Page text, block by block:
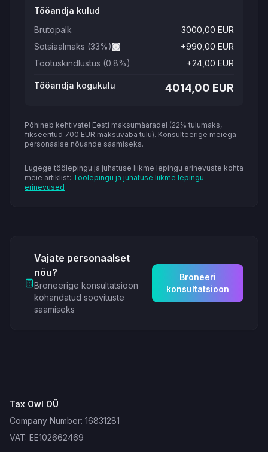
Tööandja kulud
Brutopalk
3000,00 EUR
Sotsiaalmaks (33%) +990,00 EUR
Töötuskindlustus (0.8%) +24,00 EUR
Tööandja kogukulu 4014,00 EUR
Põhineb kehtivatel Eesti maksumääradel (22% tulumaks,
fikseeritud 700 EUR maksuvaba tulu). Konsulteerige meiega
personaalse nõuande saamiseks.
Lugege töölepingu ja juhatuse liikme lepingu erinevuste kohta
meie artiklist: Töölepingu ja juhatuse liikme lepingu
erinevused
Vajate personaalset
nõu?
Broneerige konsultatsioon
kohandatud soovituste
saamiseks
Broneeri
konsultatsioon
Tax Owl OÜ
Company Number: 16831281
VAT: EE102662469